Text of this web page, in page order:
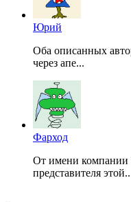
Юрий
Оба описанных
через апе...
Фарход
От имени компании
представителя